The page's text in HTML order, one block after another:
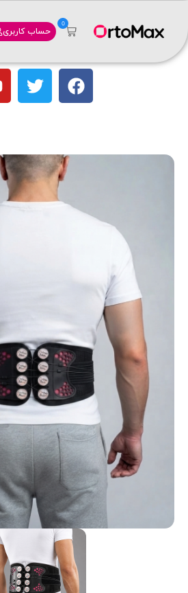
0
حساب کاربری